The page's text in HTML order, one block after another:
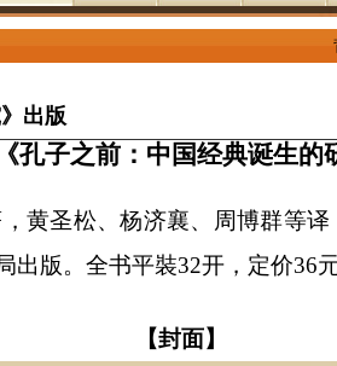
出版
孔子之前：中国经典诞生的
黄圣松、杨济襄、周博群等
出版。全书平裝32开，定价36
【封面】